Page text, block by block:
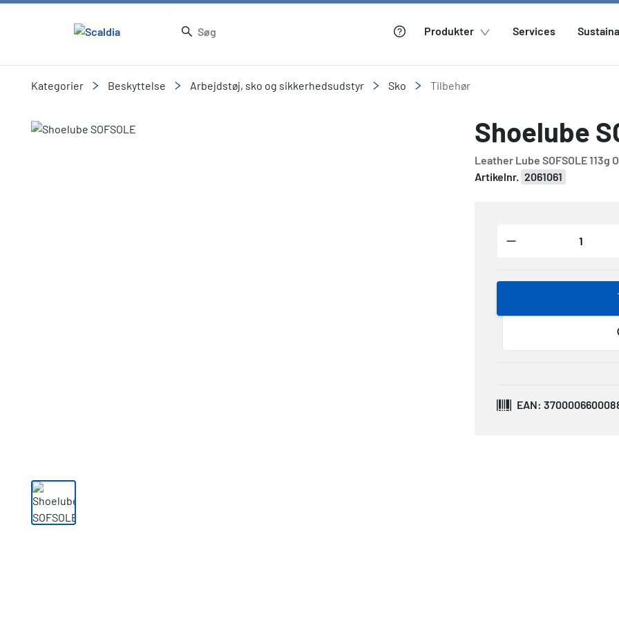
Produkter Services
Kategorier Beskyttelse Arbejdstøj, sko og sikkerhedsudstyr Sko Tilbehør
Slide 1 of 1 Shoelube
Leather Lube SOFSOLE 113g
Artikelnr. 2061061
EAN: